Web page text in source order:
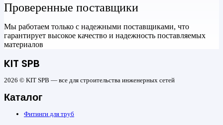
Проверенные поставщики
Мы работаем только с надежными поставщиками, что
гарантирует высокое качество и надежность поставляемых
материалов
KIT SPB
2026 © KIT SPB — все для строительства инженерных сетей
Каталог
Фитинги для труб